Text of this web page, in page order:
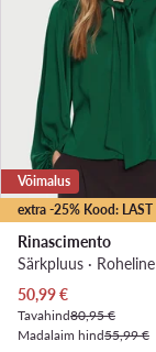
extra -25% Kood: LAST
Võimalus
Rinascimento
Särkpluus · Roheline
Praegune hind
50,99€
Tavahind80,95 €
Madalaim hind55,99 €